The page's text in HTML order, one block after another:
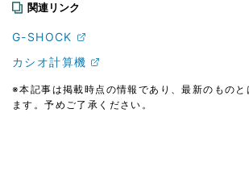
関連リンク
G-SHOCK
カシオ計算機
※本記事は掲載時点の情報であり、最新のものと
ます。予めご了承ください。